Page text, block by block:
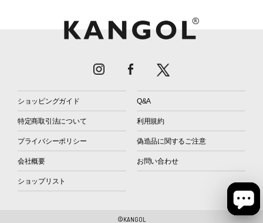
ショッピングガイド Q&A
特定商取引法について 利用規約
プライバシーポリシー 偽造品に関するご注意
会社概要 お問い合わせ
ショップリスト
©KANGOL